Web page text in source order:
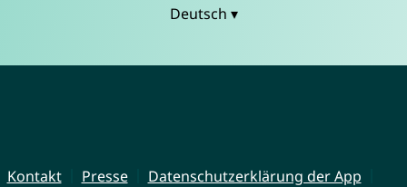
Deutsch ▾
Kontakt Presse
Datenschutzerklärung der App